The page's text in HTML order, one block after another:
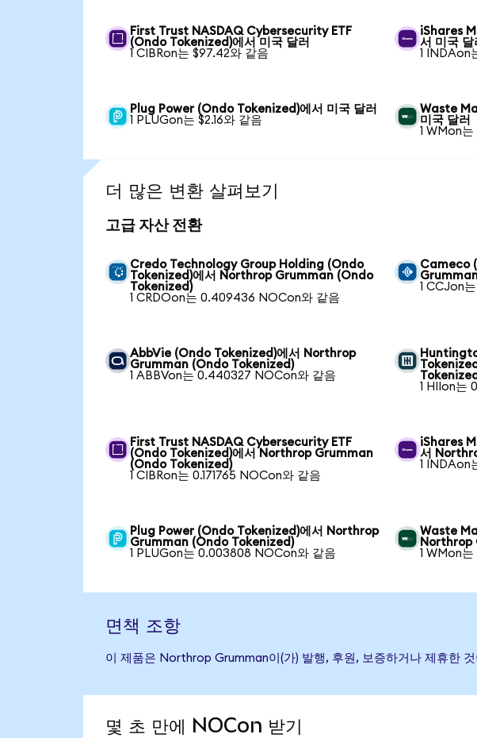
First Trust NASDAQ Cybersecurity ETF
(Ondo Tokenized)에서 미국 달러
1 CIBRon는 $97.42와 같음
iShares
서 미국 달
1 INDAon
Plug Power (Ondo Tokenized)에서 미국 달러
1 PLUGon는 $2.16와 같음
Waste
미국 달러
1 WMon
더 많은 변환 살펴보기
고급 자산 전환
Credo Technology Group Holding (Ondo
Tokenized)에서 Northrop Grumman (Ondo
Tokenized)
1 CRDOon는 0.409436 NOCon와 같음
Cameco
1 CCJon
AbbVie (Ondo Tokenized)에서 Northrop
Grumman (Ondo Tokenized)
1 ABBVon는 0.440327 NOCon와 같음
1 HIIon는
First Trust NASDAQ Cybersecurity ETF
(Ondo Tokenized)에서 Northrop Grumman
(Ondo Tokenized)
1 CIBRon는 0.171765 NOCon와 같음
iShares
서
1 INDAon
Plug Power (Ondo Tokenized)에서 Northrop
Grumman (Ondo Tokenized)
1 PLUGon는 0.003808 NOCon와 같음
Waste
Northrop
1 WMon
면책 조항
이 제품은 Northrop Grumman이(가) 발행, 후원, 보증하거나 제휴한
몇 초 만에 NOCon 받기